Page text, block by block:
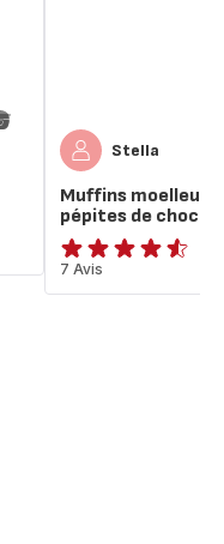
Stella
Muffins moelleux
pépites de
ratings.4.5
7 Avis